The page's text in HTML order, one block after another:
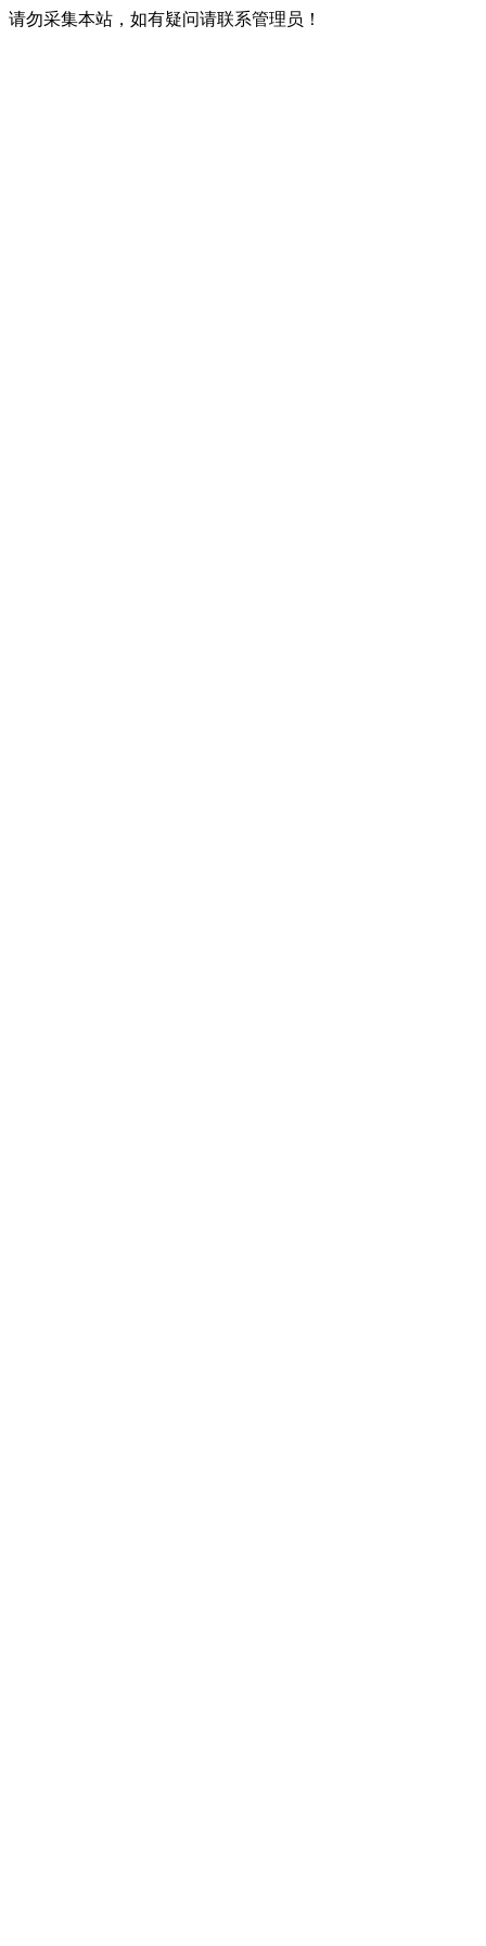
请勿采集本站，如有疑问请联系管理员！